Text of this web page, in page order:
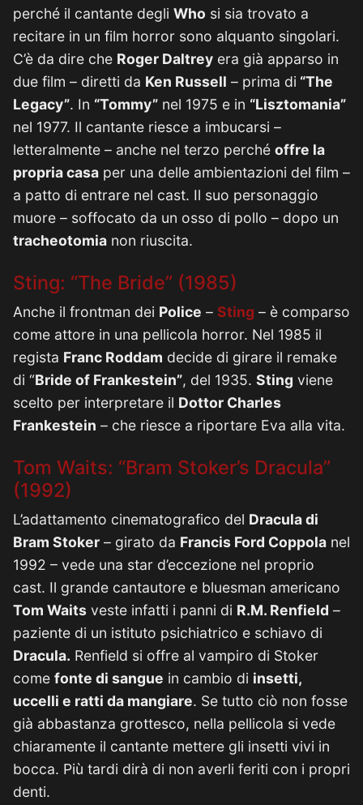
perché il cantante degli Who si sia trovato a
recitare in un film horror sono alquanto singolari.
C’è da dire che Roger Daltrey era già apparso in
due film – diretti da Ken Russell – prima di “The
Legacy”. In “Tommy” nel 1975 e in “Lisztomania”
nel 1977. Il cantante riesce a imbucarsi –
letteralmente – anche nel terzo perché offre la
propria casa per una delle ambientazioni del film –
a patto di entrare nel cast. Il suo personaggio
muore – soffocato da un osso di pollo – dopo un
tracheotomia non riuscita.
Sting: “The Bride” (1985)
Anche il frontman dei Police – Sting – è comparso
come attore in una pellicola horror. Nel 1985 il
regista Franc Roddam decide di girare il remake
di “Bride of Frankestein”, del 1935. Sting viene
scelto per interpretare il Dottor Charles
Frankestein – che riesce a riportare Eva alla vita.
Tom Waits: “Bram Stoker’s Dracula”
(1992)
L’adattamento cinematografico del Dracula di
Bram Stoker – girato da Francis Ford Coppola nel
1992 – vede una star d’eccezione nel proprio
cast. Il grande cantautore e bluesman americano
Tom Waits veste infatti i panni di R.M. Renfield –
paziente di un istituto psichiatrico e schiavo di
Dracula. Renfield si offre al vampiro di Stoker
come fonte di sangue in cambio di insetti,
uccelli e ratti da mangiare. Se tutto ciò non fosse
già abbastanza grottesco, nella pellicola si vede
chiaramente il cantante mettere gli insetti vivi in
bocca. Più tardi dirà di non averli feriti con i propri
denti.